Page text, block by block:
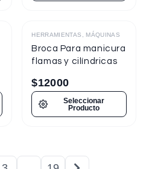
HERRAMIENTAS, MÁQUINAS
Broca Para manicura
flamas y cilíndricas
$12000
Seleccionar
Producto